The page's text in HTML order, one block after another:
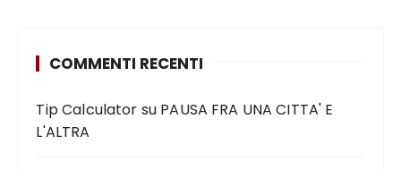
COMMENTI RECENTI
Tip Calculator su PAUSA FRA UNA CITTA' E
L'ALTRA